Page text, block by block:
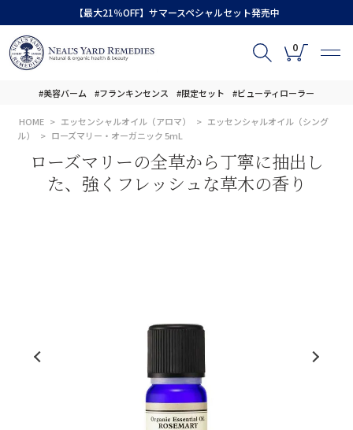
【最大21％OFF】サマースペシャルセット発売中
0
#美容バーム #フランキンセンス #限定セット #ビューティローラー
HOME エッセンシャルオイル（アロマ）
エッセンシャルオイル（シング
ル）
ローズマリー・オーガニック 5mL
ローズマリーの全草から丁寧に抽出し
た、強くフレッシュな草木の香り